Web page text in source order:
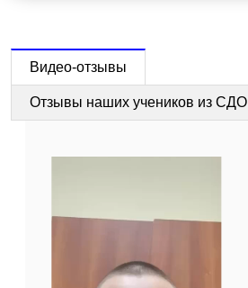
Видео-отзывы
Отзывы наших учеников из СДО